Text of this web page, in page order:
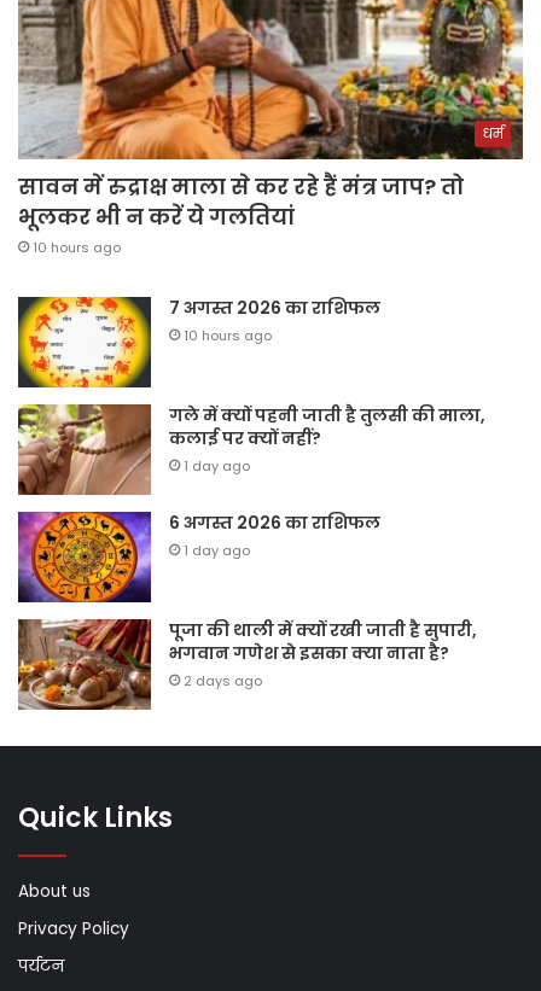
धर्म
सावन में रुद्राक्ष माला से कर रहे हैं मंत्र जाप? तो
भूलकर भी न करें ये गलतियां
10 hours ago
7 अगस्त 2026 का राशिफल
10 hours ago
गले में क्यों पहनी जाती है तुलसी की माला,
कलाई पर क्यों नहीं?
1 day ago
6 अगस्त 2026 का राशिफल
1 day ago
पूजा की थाली में क्यों रखी जाती है सुपारी,
भगवान गणेश से इसका क्या नाता है?
2 days ago
Quick Links
About us
Privacy Policy
पर्यटन